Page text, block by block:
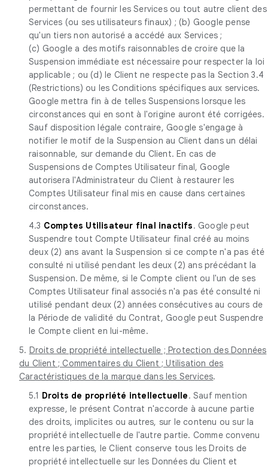
permettant de fournir les Services ou tout autre client des
Services (ou ses utilisateurs finaux) ; (b) Google pense
qu'un tiers non autorisé a accédé aux Services ;
(c) Google a des motifs raisonnables de croire que la
Suspension immédiate est nécessaire pour respecter la loi
applicable ; ou (d) le Client ne respecte pas la Section 3.4
(Restrictions) ou les Conditions spécifiques aux services.
Google mettra fin à de telles Suspensions lorsque les
circonstances qui en sont à l'origine auront été corrigées.
Sauf disposition légale contraire, Google s'engage à
notifier le motif de la Suspension au Client dans un délai
raisonnable, sur demande du Client. En cas de
Suspensions de Comptes Utilisateur final, Google
autorisera l'Administrateur du Client à restaurer les
Comptes Utilisateur final mis en cause dans certaines
circonstances.
4.3 Comptes Utilisateur final inactifs. Google peut
Suspendre tout Compte Utilisateur final créé au moins
deux (2) ans avant la Suspension si ce compte n'a pas été
consulté ni utilisé pendant les deux (2) ans précédant la
Suspension. De même, si le Compte client ou l'un de ses
Comptes Utilisateur final associés n'a pas été consulté ni
utilisé pendant deux (2) années consécutives au cours de
la Période de validité du Contrat, Google peut Suspendre
le Compte client en lui-même.
5. Droits de propriété intellectuelle ; Protection des Données
du Client ; Commentaires du Client ; Utilisation des
Caractéristiques de la marque dans les Services.
5.1 Droits de propriété intellectuelle. Sauf mention
expresse, le présent Contrat n'accorde à aucune partie
des droits, implicites ou autres, sur le contenu ou sur la
propriété intellectuelle de l'autre partie. Comme convenu
entre les parties, le Client conserve tous les Droits de
propriété intellectuelle sur les Données du Client et